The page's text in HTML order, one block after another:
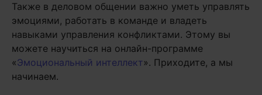
Также в деловом общении важно уметь управлять
эмоциями, работать в команде и владеть
навыками управления конфликтами. Этому вы
можете научиться на онлайн-программе
«Эмоциональный интеллект». Приходите, а мы
начинаем.